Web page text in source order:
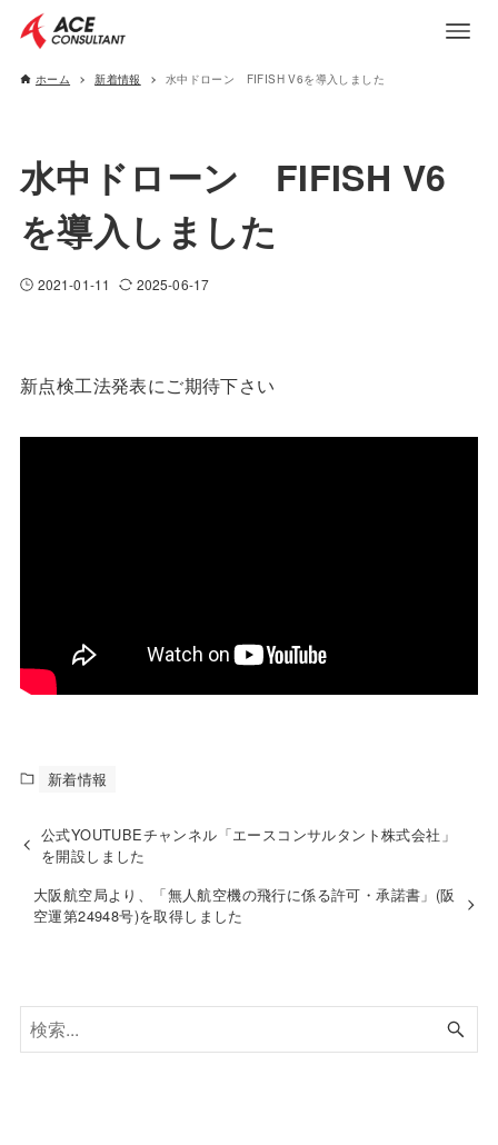
ホーム 新着情報 水中ドローン FIFISH V6を導入しました
水中ドローン FIFISH V6
を導入しました
2021-01-11 2025-06-17
新点検工法発表にご期待下さい
新着情報
公式YOUTUBEチャンネル「エースコンサルタント株式会社」
を開設しました
大阪航空局より、「無人航空機の飛行に係る許可・承諾書」(阪
空運第24948号)を取得しました